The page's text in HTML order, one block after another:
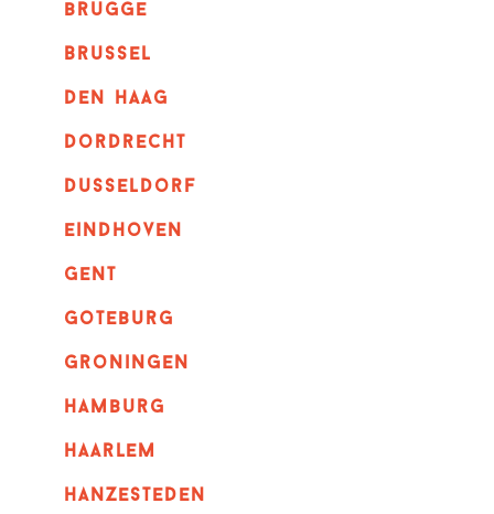
brugge
Brussel
Den haag
dordrecht
dusseldorf
eindhoven
GENT
goteburg
groningen
hamburg
haarlem
hanzesteden